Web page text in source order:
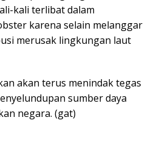
kali terlibat dalam
karena selain melanggar
merusak lingkungan laut
akan terus menindak tegas
sumber daya
negara. (gat)